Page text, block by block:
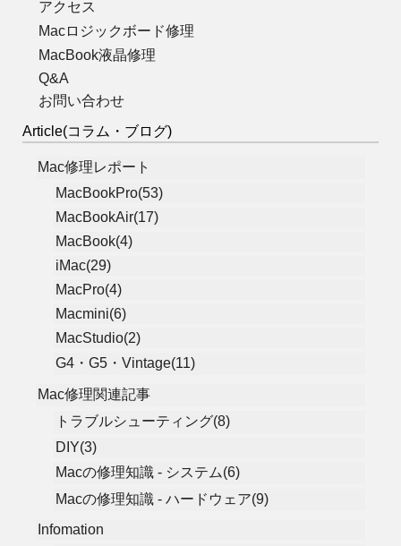
アクセス
Macロジックボード修理
MacBook液晶修理
Q&A
お問い合わせ
Article(コラム・ブログ)
Mac修理レポート
MacBookPro(53)
MacBookAir(17)
MacBook(4)
iMac(29)
MacPro(4)
Macmini(6)
MacStudio(2)
G4・G5・Vintage(11)
Mac修理関連記事
トラブルシューティング(8)
DIY(3)
Macの修理知識 - システム(6)
Macの修理知識 - ハードウェア(9)
Infomation